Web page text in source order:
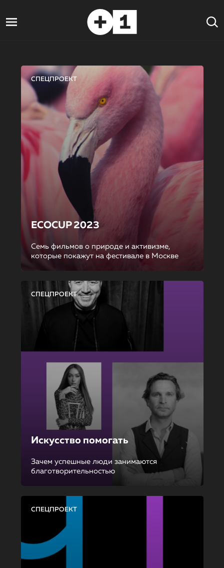
СПЕЦПРОЕКТ
ECOCUP 2023
Семь фильмов о природе и активизме,
которые покажут на фестивале в Москве
СПЕЦПРОЕКТ
Искусство помогать
Зачем успешные люди занимаются
благотворительностью
СПЕЦПРОЕКТ